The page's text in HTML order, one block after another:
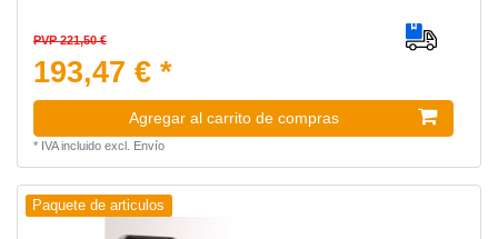
PVP 221,50 €
193,47 € *
Agregar al carrito de compras
* IVA incluidoexcl. Envío
Paquete de articulos